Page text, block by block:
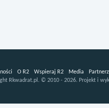
O R2 Wspieraj R2 Media
Rkwadrat.pl. © 2010 - 2026. Projekt i